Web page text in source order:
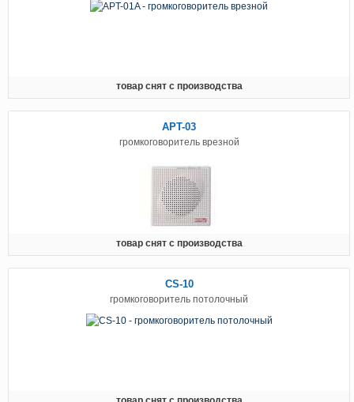
товар снят с производства
APT-03
громкоговоритель врезной
товар снят с производства
CS-10
громкоговоритель потолочный